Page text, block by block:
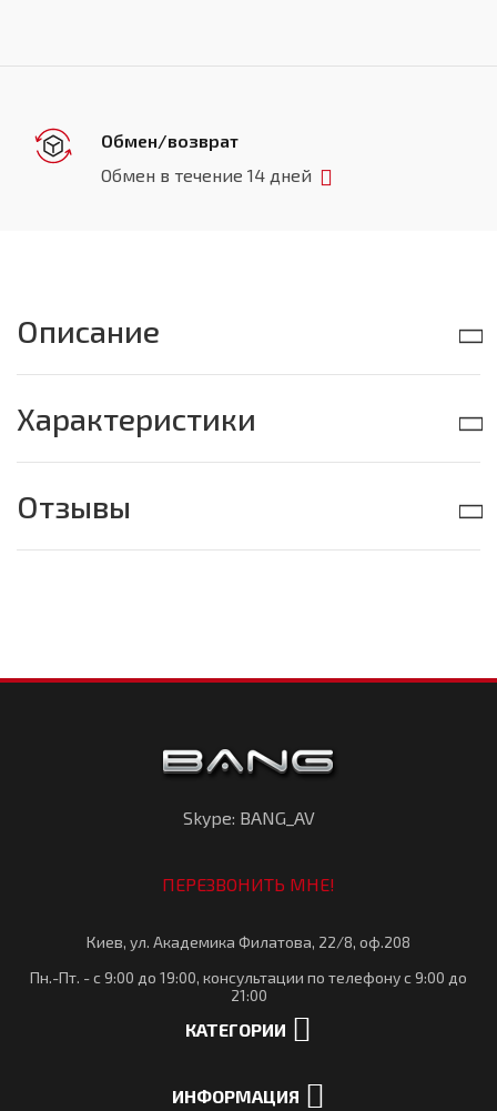
Обмен/возврат
Обмен в течение 14 дней
Описание
Характеристики
Отзывы
Skype: BANG_AV
ПЕРЕЗВОНИТЬ МНЕ!
Киев, ул. Академика Филатова, 22/8, оф.208
Пн.-Пт. - с 9:00 до 19:00, консультации по телефону с 9:00 до
21:00
КАТЕГОРИИ
ИНФОРМАЦИЯ